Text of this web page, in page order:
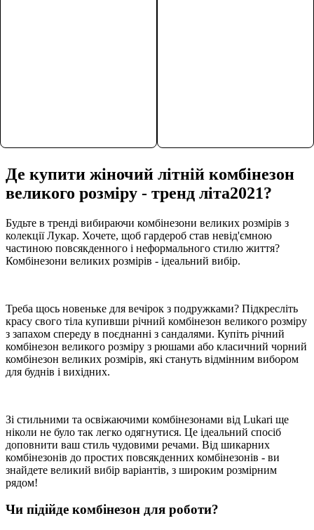
Крутий комбінезон
дозволить відчувати себе
чудово в будь-якій
чудовий лук, як для
повсякденних
невідкладних справ, так і
для святкової вечірки.
Крутий комбінезон
дозволить відчувати себе
чудово в будь-якій
чудовий лук, як для
повсякденних
невідкладних справ, так і
для святкової вечірки.
Де купити жіночий літній комбінезон
великого розміру - тренд літа2021?
Будьте в тренді вибираючи комбінезони великих розмірів з
колекції Лукар. Хочете, щоб гардероб став невід'ємною
частиною повсякденного і неформального стилю життя?
Комбінезони великих розмірів - ідеальний вибір.
Треба щось новеньке для вечірок з подружками? Підкресліть
красу свого тіла купивши річний комбінезон великого розміру
з запахом спереду в поєднанні з сандалями. Купіть річний
комбінезон великого розміру з рюшами або класичний чорний
комбінезон великих розмірів, які стануть відмінним вибором
для буднів і вихідних.
Зі стильними та освіжаючими комбінезонами від Lukari ще
ніколи не було так легко одягнутися. Це ідеальний спосіб
доповнити ваш стиль чудовими речами. Від шикарних
комбінезонів до простих повсякденних комбінезонів - ви
знайдете великий вибір варіантів, з широким розмірним
рядом!
Чи підійде комбінезон для роботи?